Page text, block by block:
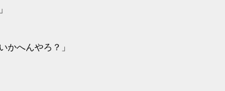
かへんやろ？」